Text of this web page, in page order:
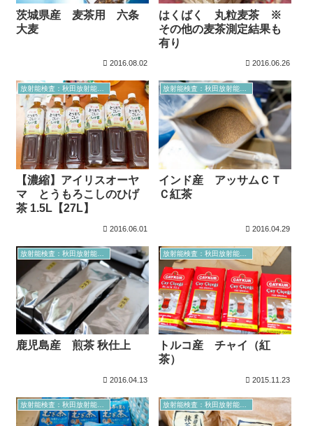
茨城県産 麦茶用 六条
大麦
2016.08.02
はくばく 丸粒麦茶 ※
その他の麦茶測定結果も
有り
2016.06.26
【濃縮】アイリスオーヤ
マ とうもろこしのひげ
茶 1.5L【27L】
2016.06.01
インド産 アッサムＣＴ
Ｃ紅茶
2016.04.29
鹿児島産 煎茶 秋仕上
2016.04.13
トルコ産 チャイ（紅
茶）
2015.11.23
放射能検査：秋田放射能測定室より 放射能検査：秋田放射能測定室より